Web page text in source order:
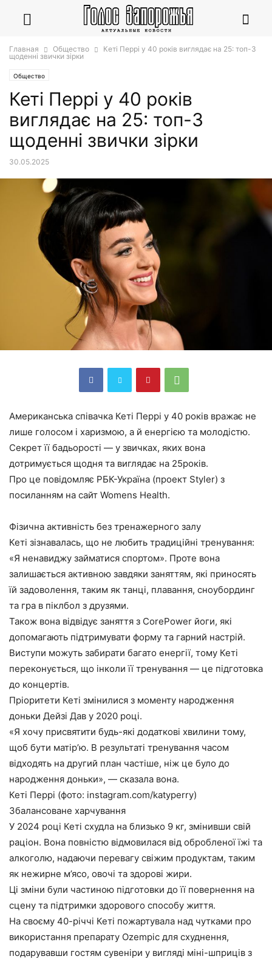
Главная Общество
Кеті Перрі у 40 років виглядає на 25: топ-3
щоденні звички зірки
Общество
Кеті Перрі у 40 років
виглядає на 25: топ-3
щоденні звички зірки
30.05.2025
Американська співачка Кеті Перрі у 40 років вражає не
лише голосом і харизмою, а й енергією та молодістю.
Секрет її бадьорості — у звичках, яких вона
дотримується щодня та виглядає на 25років.
Про це повідомляє РБК-Україна (проект Styler) з
посиланням на сайт Womens Health.
Фізична активність без тренажерного залу
Кеті зізнавалась, що не любить традиційні тренування:
«Я ненавиджу займатися спортом». Проте вона
залишається активною завдяки заняттям, які приносять
їй задоволення, таким як танці, плавання, сноубординг
та гра в піклбол з друзями.
Також вона відвідує заняття з CorePower йоги, які
допомагають підтримувати форму та гарний настрій.
Виступи можуть забирати багато енергії, тому Кеті
переконується, що інколи її тренування — це підготовка
до концертів.
Пріоритети Кеті змінилися з моменту народження
доньки Дейзі Дав у 2020 році.
«Я хочу присвятити будь-які додаткові хвилини тому,
щоб бути матір’ю. В результаті тренування часом
відходять на другий план частіше, ніж це було до
народження доньки», — сказала вона.
Кеті Перрі (фото: instagram.com/katyperry)
Збалансоване харчування
У 2024 році Кеті схудла на близько 9 кг, змінивши свій
раціон. Вона повністю відмовилася від обробленої їжі та
алкоголю, надаючи перевагу свіжим продуктам, таким
як нежирне м’ясо, овочі та здорові жири.
Ці зміни були частиною підготовки до її повернення на
сцену та підтримки здорового способу життя.
На своєму 40-річчі Кеті пожартувала над чутками про
використання препарату Ozempic для схуднення,
подарувавши гостям сувеніри у вигляді міні-шприців з